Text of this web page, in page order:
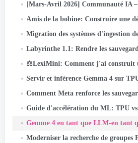
[Mars-Avril 2026] Communauté IA – Faits
Amis de la bobine: Construire une découverte
Migration des systèmes d'ingestion de
Labyrinthe 1.1: Rendre les sauvegardes chiffrées de
⚖️LexiMini: Comment j'ai construit un assistant juridique IA pour
Servir et inférence Gemma 4 sur
Comment Meta renforce les sauvegardes
Guide d'accélération du ML: TPU
Gemme 4 en tant que LLM-en tant que juge: Évaluation de l'IA
Moderniser la recherche de groupes Facebook pour libérer la